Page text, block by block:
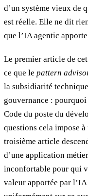
d’un système vieux de
est réelle. Elle ne dit
que l’IA agentic
Le premier article de
ce que le pattern
la subsidiarité
gouvernance :
Code du poste du
questions cela impose
troisième article
d’une application
inconfortable pour qui
valeur apportée par